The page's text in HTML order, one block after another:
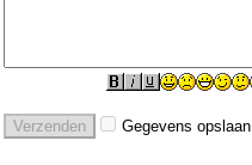
Gegevens opslaan